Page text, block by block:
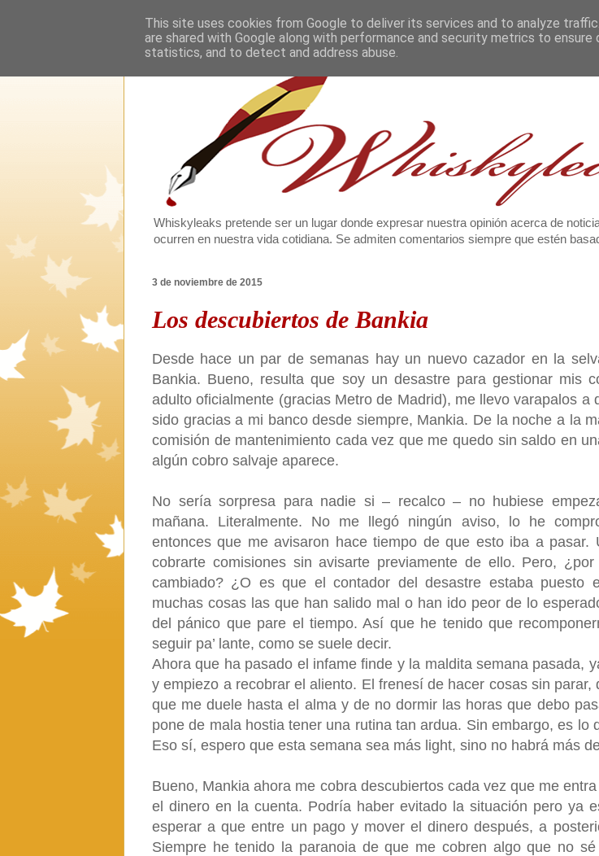
Whiskyleaks pretende ser un lugar donde expresar nuestra opinión acerca de
ocurren en nuestra vida cotidiana. Se admiten comentarios siempre que estén
3 de noviembre de 2015
Los descubiertos de Bankia
Desde hace un par de semanas hay un nuevo cazador en la
Bankia. Bueno, resulta que soy un desastre para gestionar mis
adulto oficialmente (gracias Metro de Madrid), me llevo varapalos a
sido gracias a mi banco desde siempre, Mankia. De la noche a la
comisión de mantenimiento cada vez que me quedo sin saldo en
algún cobro salvaje aparece.
No sería sorpresa para nadie si – recalco – no hubiese
mañana. Literalmente. No me llegó ningún aviso, lo he
entonces que me avisaron hace tiempo de que esto iba a pasar.
cobrarte comisiones sin avisarte previamente de ello. Pero,
cambiado? ¿O es que el contador del desastre estaba puesto
muchas cosas las que han salido mal o han ido peor de lo
del pánico que pare el tiempo. Así que he tenido que
seguir pa’ lante, como se suele decir.
Ahora que ha pasado el infame finde y la maldita semana pasada,
y empiezo a recobrar el aliento. El frenesí de hacer cosas sin parar,
que me duele hasta el alma y de no dormir las horas que debo
pone de mala hostia tener una rutina tan ardua. Sin embargo, es lo
Eso sí, espero que esta semana sea más light, sino no habrá más
Bueno, Mankia ahora me cobra descubiertos cada vez que me
el dinero en la cuenta. Podría haber evitado la situación pero ya
esperar a que entre un pago y mover el dinero después, a
Siempre he tenido la paranoia de que me cobren algo que no
This site uses cookies from Google to deliver its services and to analyze
are shared with Google along with performance and security metrics to
statistics, and to detect and address abuse.